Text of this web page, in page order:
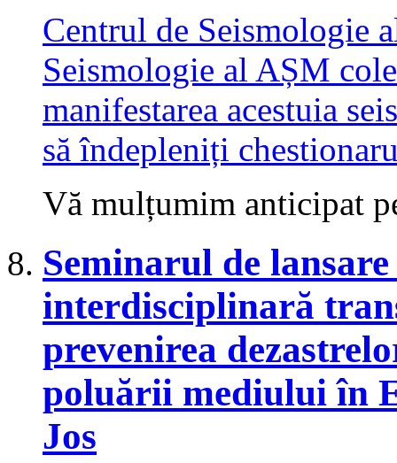
Centrul de Seismologie
Seismologie al AȘM
manifestarea acestuia
să îndepleniți
Vă mulțumim anticipat
Seminarul de
interdisciplinară
prevenirea
poluării mediului în
Jos